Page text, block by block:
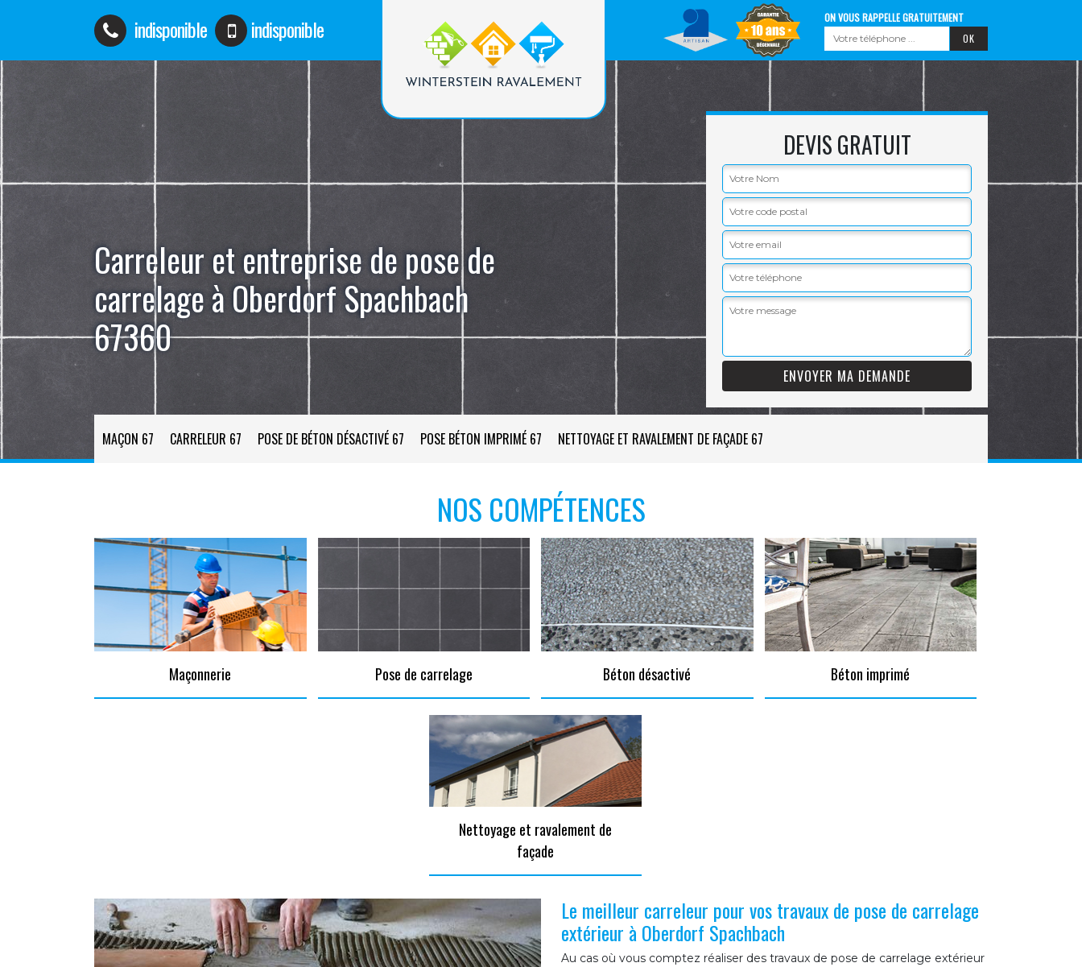
indisponible indisponible ON VOUS RAPPELLE GRATUITEMENT
Carreleur et entreprise de pose de
carrelage à Oberdorf Spachbach
67360
DEVIS GRATUIT
MAÇON 67 CARRELEUR 67 POSE DE BÉTON DÉSACTIVÉ 67 POSE BÉTON IMPRIMÉ 67 NETTOYAGE ET RAVALEMENT DE FAÇADE 67
NOS COMPÉTENCES
Maçonnerie Pose de carrelage Béton désactivé Béton imprimé
Nettoyage et ravalement de
façade
Le meilleur carreleur pour vos travaux de pose de carrelage
extérieur à Oberdorf Spachbach
Au cas où vous comptez réaliser des travaux de pose de carrelage extérieur